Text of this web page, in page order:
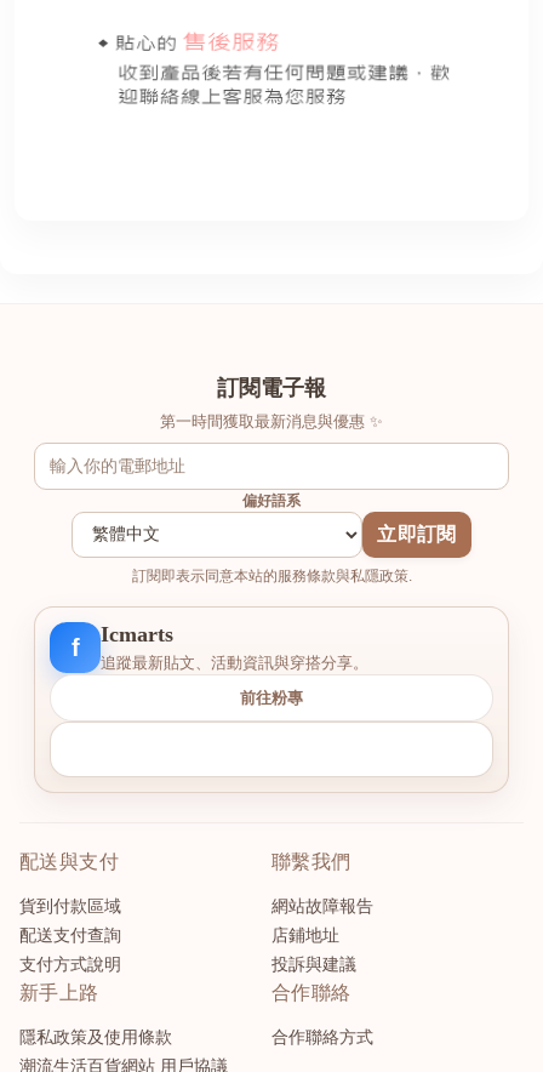
訂閱電子報
第一時間獲取最新消息與優惠 ✨
偏好語系
立即訂閱
訂閱即表示同意本站的服務條款與私隱政策.
f
Icmarts
追蹤最新貼文、活動資訊與穿搭分享。
前往粉專
配送與支付
貨到付款區域
配送支付查詢
支付方式說明
聯繫我們
網站故障報告
店鋪地址
投訴與建議
新手上路
隱私政策及使用條款
潮流生活百貨網站 用戶協議
合作聯絡
合作聯絡方式